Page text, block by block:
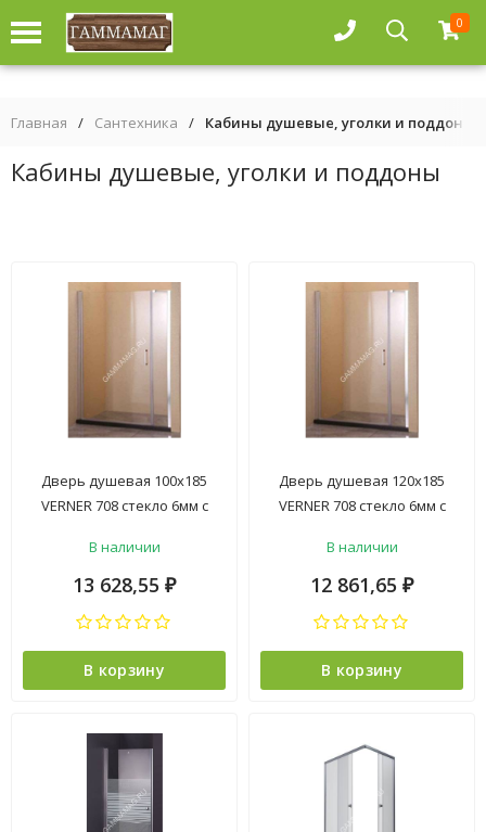
0
Главная / Сантехника / Кабины душевые, уголки и поддоны
Кабины душевые, уголки и поддоны
Дверь душевая 100х185
VERNER 708 стекло 6мм с
алюминиевой рамой
В наличии
13 628,55 ₽
В корзину
Дверь душевая 120х185
VERNER 708 стекло 6мм с
алюминиевой рамой
В наличии
12 861,65 ₽
В корзину